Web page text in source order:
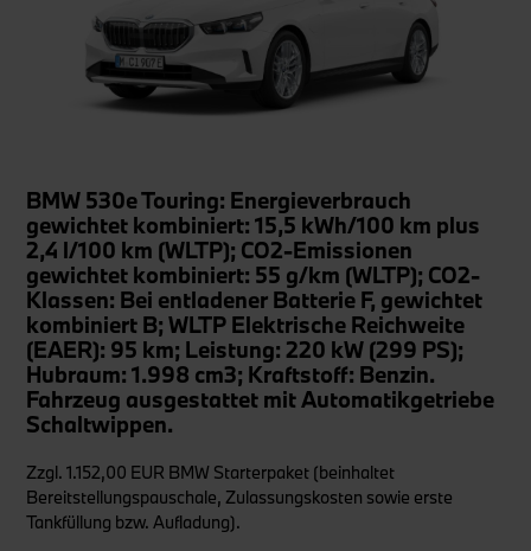
BMW 530e Touring: Energieverbrauch
gewichtet kombiniert: 15,5 kWh/100 km plus
2,4 l/100 km (WLTP); CO2-Emissionen
gewichtet kombiniert: 55 g/km (WLTP); CO2-
Klassen: Bei entladener Batterie F, gewichtet
kombiniert B;WLTP Elektrische Reichweite
(EAER): 95 km; Leistung: 220 kW (299 PS);
Hubraum: 1.998 cm3; Kraftstoff: Benzin.
Fahrzeug ausgestattet mit Automatikgetriebe
Schaltwippen.
Zzgl. 1.152,00 EUR BMW Starterpaket (beinhaltet
Bereitstellungspauschale, Zulassungskosten sowie erste
Tankfüllung bzw. Aufladung).